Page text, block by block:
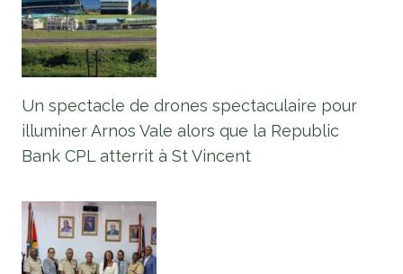
Un spectacle de drones spectaculaire pour
illuminer Arnos Vale alors que la Republic
Bank CPL atterrit à St Vincent